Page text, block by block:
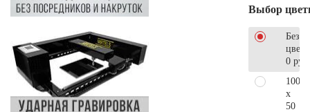
Выбор
Без
0 руб.
100
x
50